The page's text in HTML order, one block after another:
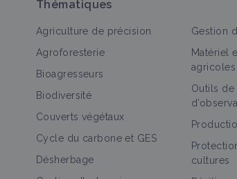
Quand l’agriculture sauve la planète &
Label Bas Carbone
Vidéo
Thématiques
Agriculture de précision
Agroforesterie
Bioagresseurs
Biodiversité
Couverts végétaux
Cycle du carbone et GES
Désherbage
Gestion
Matériel
agricoles
Outils de
cultures